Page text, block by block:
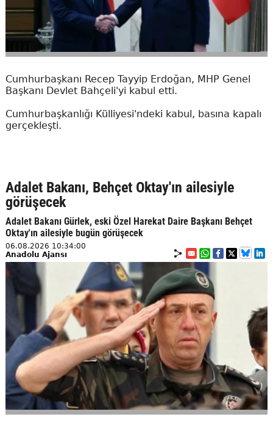
Cumhurbaşkanı Recep Tayyip Erdoğan, MHP Genel
Başkanı Devlet Bahçeli'yi kabul etti.
Cumhurbaşkanlığı Külliyesi'ndeki kabul, basına kapalı
gerçekleşti.
Adalet Bakanı, Behçet Oktay'ın ailesiyle
görüşecek
Adalet Bakanı Gürlek, eski Özel Harekat Daire Başkanı Behçet
Oktay'ın ailesiyle bugün görüşecek
06.08.2026 10:34:00
Anadolu Ajansı